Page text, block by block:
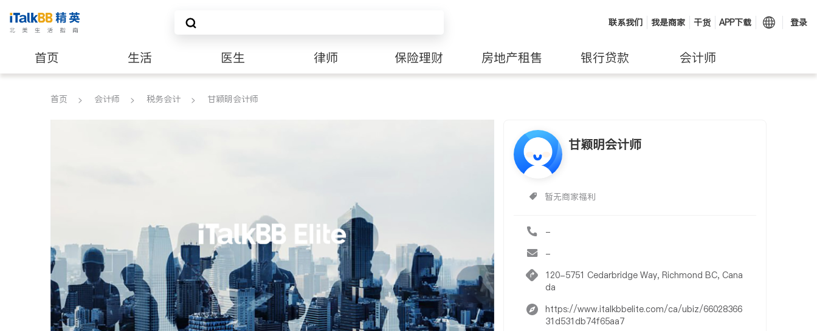
联系我们 我是商家 干货 APP下载 登录
首页 生活 医生 律师 保险理财 房地产租售 银行贷款 会计师
建筑装修
首页 会计师 税务会计 甘颖明会计师
甘颖明会计师
暂无商家福利
-
-
120-5751 Cedarbridge Way, Richmond BC, Cana
da
https://www.italkbbelite.com/ca/ubiz/66028366
31d531db74f65aa7